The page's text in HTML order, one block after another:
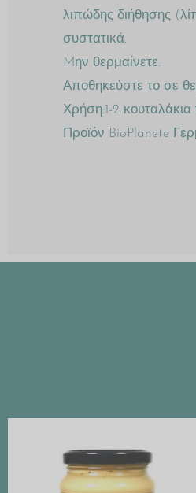
λιπώδης διήθησης
συστατικά.
Mην θερμαίνετε.
Αποθηκεύστε το σε
Χρήση:1-2
Προϊόν BioPlanete